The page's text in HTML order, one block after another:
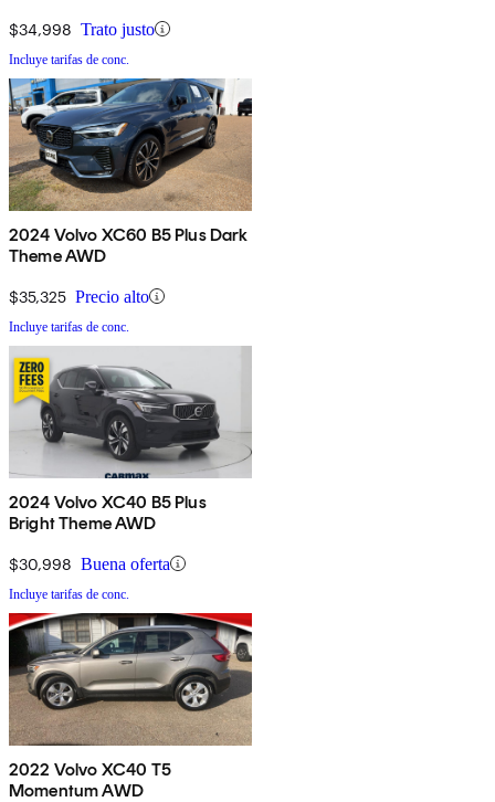
$34,998 Trato justo
Incluye tarifas de conc.
2024 Volvo XC60 B5 Plus Dark
Theme AWD
$35,325 Precio alto
Incluye tarifas de conc.
2024 Volvo XC40 B5 Plus
Bright Theme AWD
$30,998 Buena oferta
Incluye tarifas de conc.
2022 Volvo XC40 T5
Momentum AWD